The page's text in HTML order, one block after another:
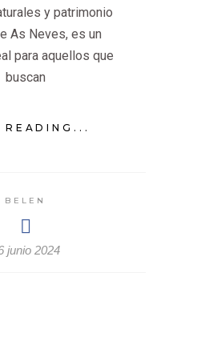
y patrimonio
As Neves, es un
para aquellos que
buscan
READING...
BELEN
junio 2024